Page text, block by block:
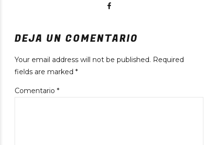
DEJA UN COMENTARIO
Your email address will not be published. Required
fields are marked *
Comentario *